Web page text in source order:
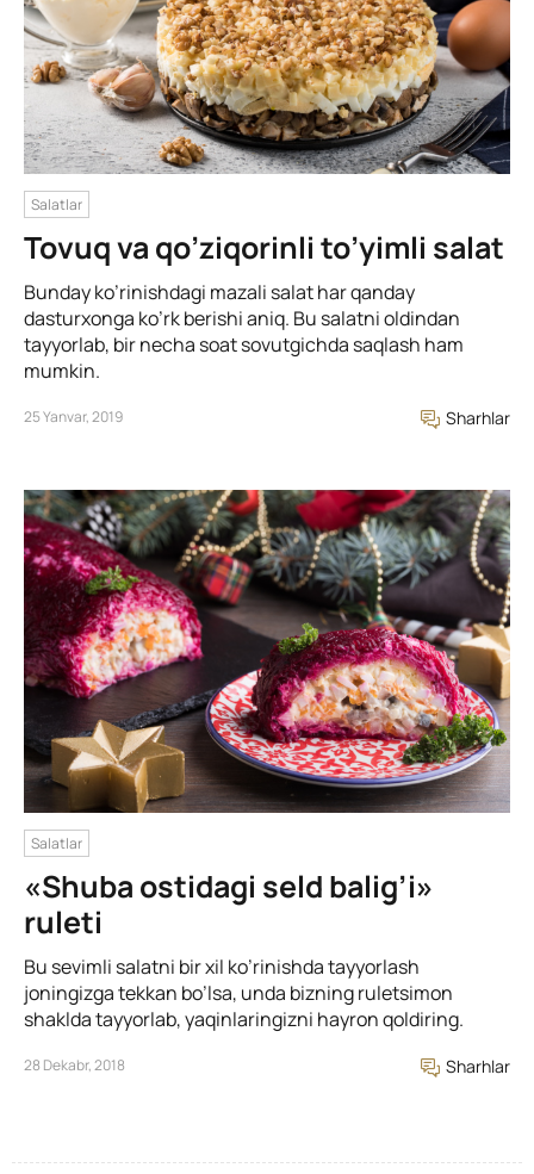
Salatlar
Tovuq va qo’ziqorinli to’yimli salat
Bunday ko’rinishdagi mazali salat har qanday
dasturxonga ko’rk berishi aniq. Bu salatni oldindan
tayyorlab, bir necha soat sovutgichda saqlash ham
mumkin.
25 Yanvar, 2019 Sharhlar
Salatlar
«Shuba ostidagi seld balig’i»
ruleti
Bu sevimli salatni bir xil ko’rinishda tayyorlash
joningizga tekkan bo’lsa, unda bizning ruletsimon
shaklda tayyorlab, yaqinlaringizni hayron qoldiring.
28 Dekabr, 2018 Sharhlar